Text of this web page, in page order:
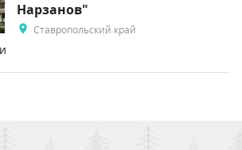
Нарзанов"
Ставропольский край